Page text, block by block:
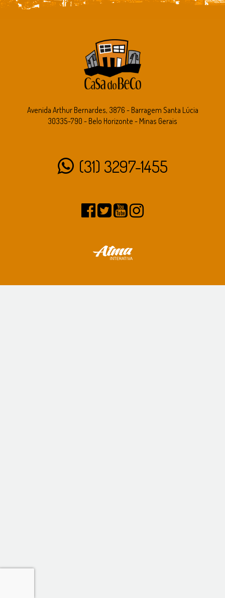
Avenida Arthur Bernardes, 3876 - Barragem Santa Lúcia
30335-790 - Belo Horizonte - Minas Gerais
(31) 3297-1455